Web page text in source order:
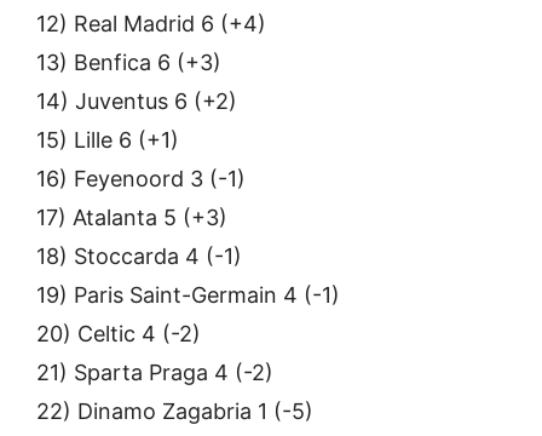
12) Real Madrid 6 (+4)
13) Benfica 6 (+3)
14) Juventus 6 (+2)
15) Lille 6 (+1)
16) Feyenoord 3 (-1)
17) Atalanta 5 (+3)
18) Stoccarda 4 (-1)
19) Paris Saint-Germain 4 (-1)
20) Celtic 4 (-2)
21) Sparta Praga 4 (-2)
22) Dinamo Zagabria 1 (-5)